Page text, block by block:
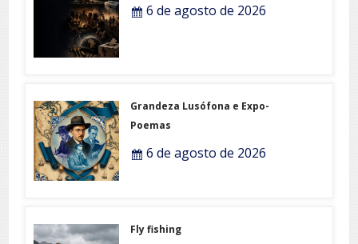
6 de agosto de 2026
Grandeza Lusófona e Expo-
Poemas
6 de agosto de 2026
Fly fishing